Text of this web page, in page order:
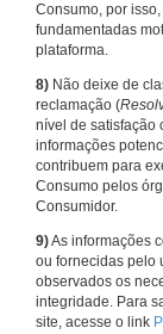
Consumo, por
fundamentadas
plataforma.
8) Não deixe de
reclamação (
nível de satisfação
informações
contribuem para
Consumo pelos
Consumidor.
9)As informações
ou fornecidas pelo
observados os
integridade. Para
site, acesse o link